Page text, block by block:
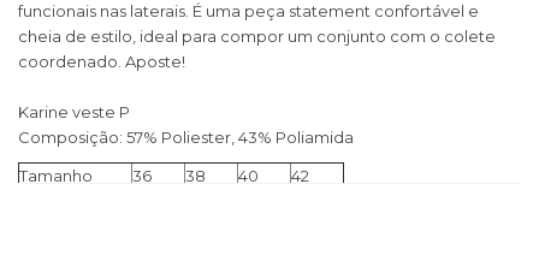
funcionais nas laterais. É uma peça statement confortável e
cheia de estilo, ideal para compor um conjunto com o colete
coordenado. Aposte!
Karine veste P
Composição: 57% Poliester, 43% Poliamida
Tamanho
36 38 40
42